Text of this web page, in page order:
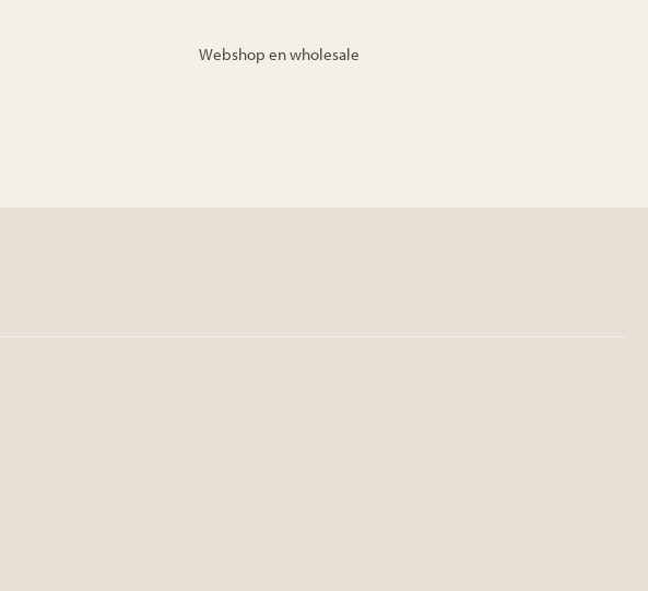
Webshop en wholesale